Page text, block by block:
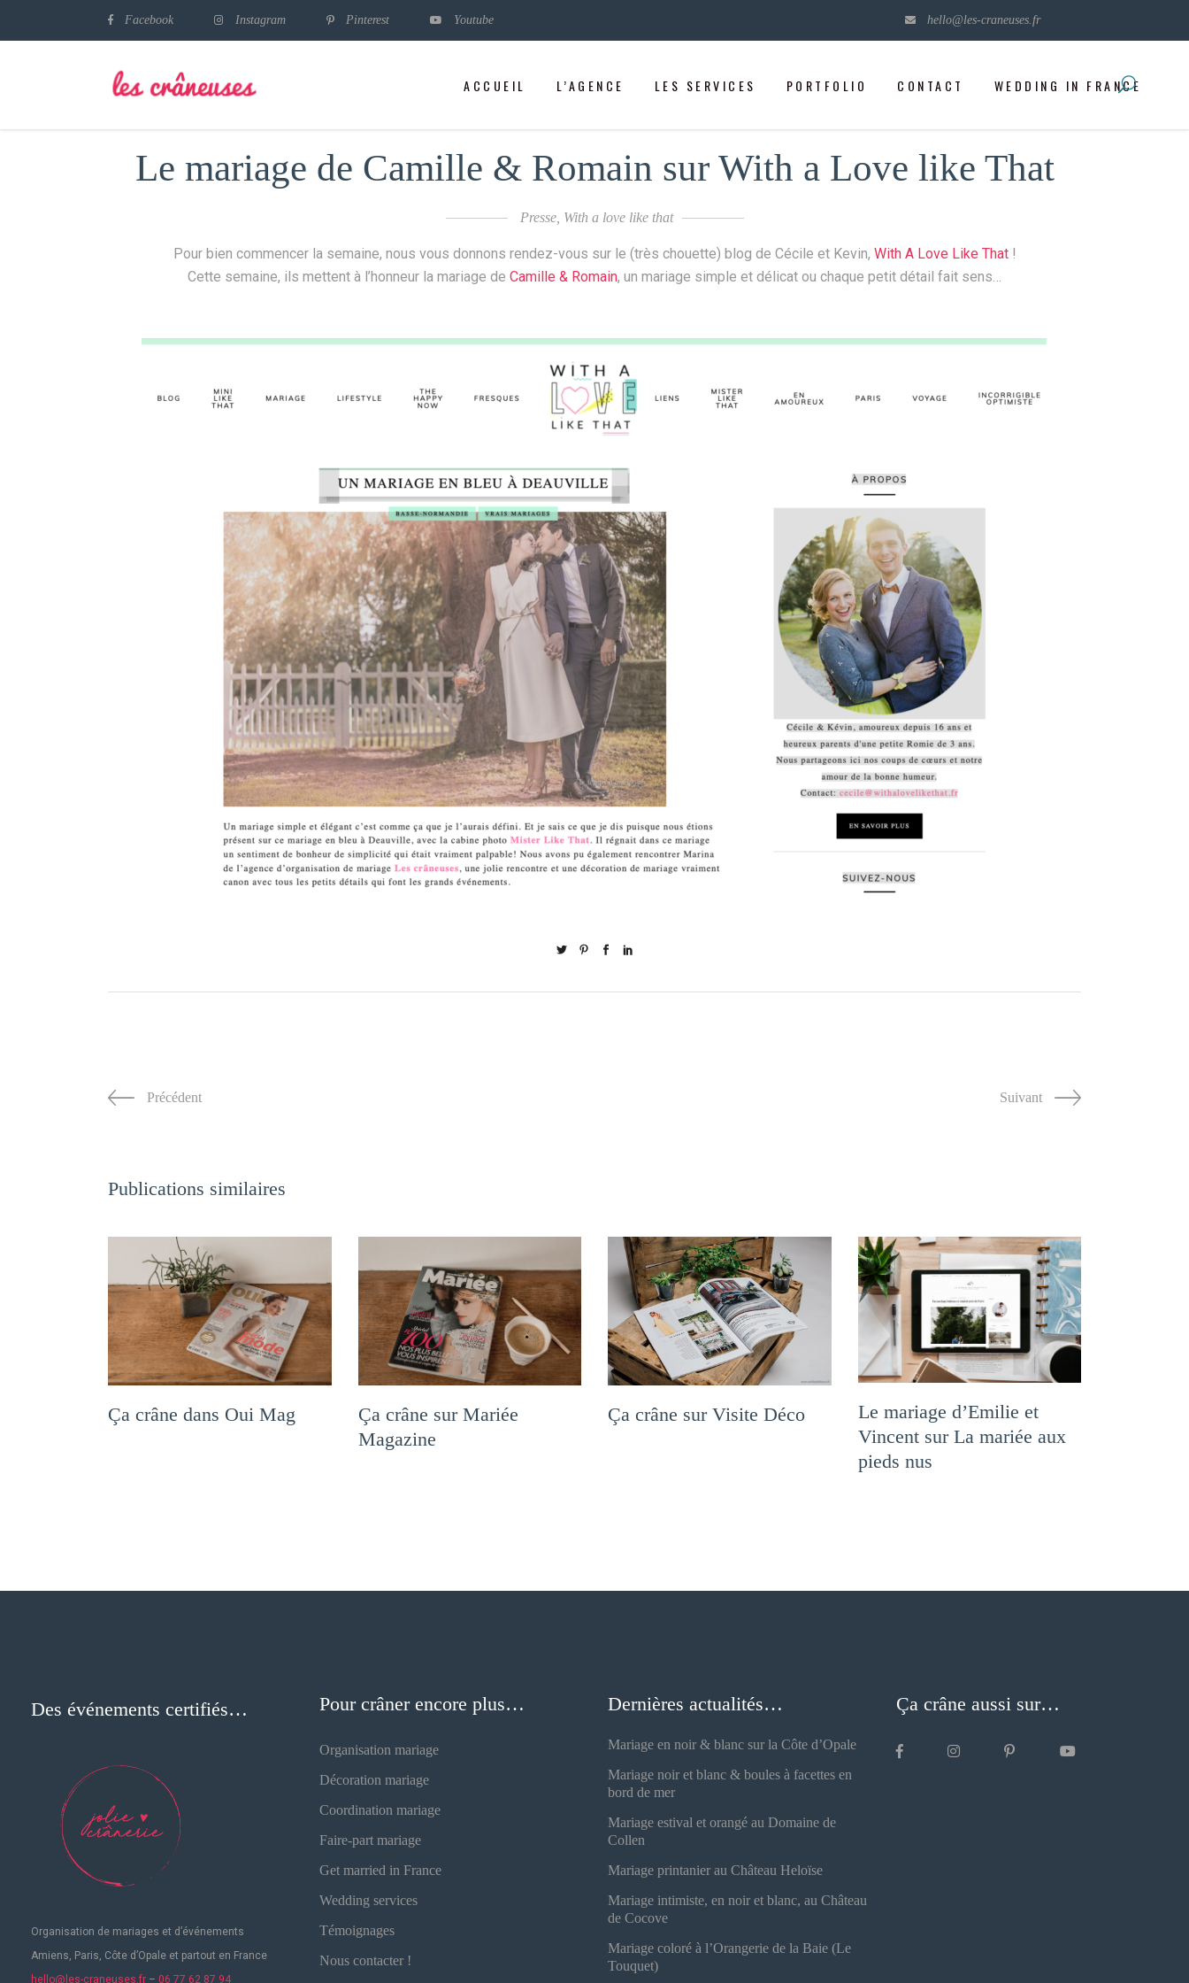
Facebook Instagram Pinterest Youtube hello@les-craneuses.fr
ACCUEIL L’AGENCE LES SERVICES PORTFOLIO CONTACT WEDDING IN FRANCE
Le mariage de Camille & Romain sur With a Love like That
Presse, With a love like that
Pour bien commencer la semaine, nous vous donnons rendez-vous sur le (très chouette) blog de Cécile et Kevin, With A Love Like That!
Cette semaine, ils mettent à l’honneur la mariage de Camille & Romain, un mariage simple et délicat ou chaque petit détail fait sens…
Précédent Suivant
Publications similaires
Ça crâne dans Oui Mag
Ça crâne sur Mariée
Magazine
Ça crâne sur Visite Déco
Le mariage d’Emilie et
Vincent sur La mariée aux
pieds nus
Des événements certifiés…
Organisation de mariages et d’événements
Amiens, Paris, Côte d’Opale et partout en France
hello@les-craneuses.fr – 06 77 62 87 94
Pour crâner encore plus…
Organisation mariage
Décoration mariage
Coordination mariage
Faire-part mariage
Get married in France
Wedding services
Témoignages
Nous contacter !
Dernières actualités…
Mariage en noir & blanc sur la Côte d’Opale
Mariage noir et blanc & boules à facettes en
bord de mer
Mariage estival et orangé au Domaine de
Collen
Mariage printanier au Château Heloïse
Mariage intimiste, en noir et blanc, au Château
de Cocove
Mariage coloré à l’Orangerie de la Baie (Le
Touquet)
Ça crâne aussi sur…